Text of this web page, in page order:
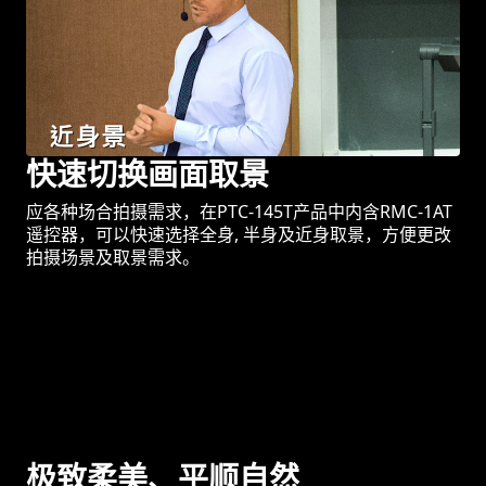
快速切换画面取景
应各种场合拍摄需求，在PTC-145T产品中内含RMC-1AT
遥控器，可以快速选择全身, 半身及近身取景，方便更改
拍摄场景及取景需求。
极致柔美、平顺自然